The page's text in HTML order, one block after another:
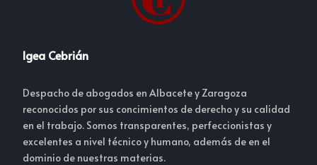
Igea Cebrián
Despacho de abogados en Albacete y Zaragoza
reconocidos por sus concimientos de derecho y su calidad
en el trabajo. Somos transparentes, perfeccionistas y
excelentes a nivel técnico y humano, además de en el
dominio de nuestras materias.